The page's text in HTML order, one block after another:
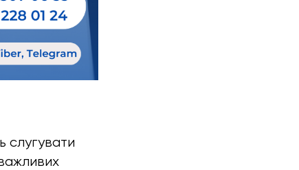
слугувати